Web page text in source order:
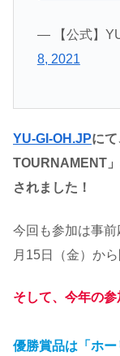
— 【公式】
8, 2021
YU-GI-OH.JPに
TOURNAMENT
されました！
今回も参加は事
月15日（金）か
そして、今年の
優勝賞品は「ホ